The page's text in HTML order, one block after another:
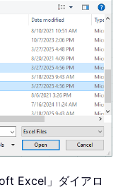
UsedRange
wsSource
.Close False
been
Excel」ダイアロ